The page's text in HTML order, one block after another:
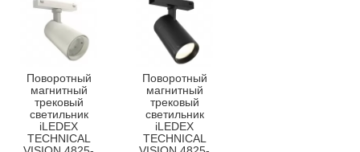
Поворотный
магнитный
трековый
светильник
iLEDEX
TECHNICAL
Поворотный
магнитный
трековый
светильник
iLEDEX
TECHNICAL